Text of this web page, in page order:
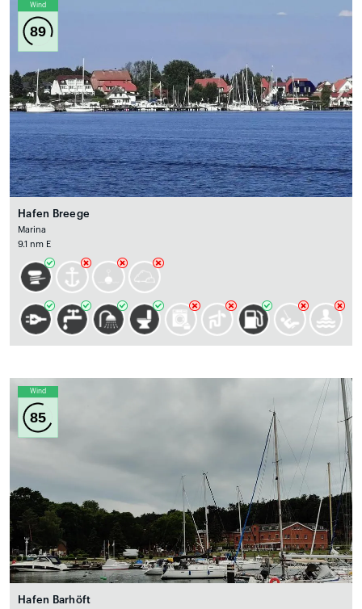
Wind
89
Hafen Breege
Marina
9.1 nm E
Wind
85
Hafen Barhöft